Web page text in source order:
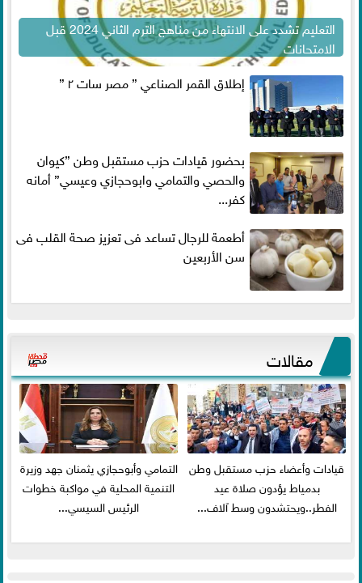
التعليم تشدد على الانتهاء من مناهج الترم الثاني 2024 قبل
الامتحانات
إطلاق القمر الصناعي ” مصر سات ٢ ”
بحضور قيادات حزب مستقبل وطن ”كيوان
والحصي والتمامي وابوحجازي وعيسي” أمانه
كفر...
أطعمة للرجال تساعد فى تعزيز صحة القلب فى
سن الأربعين
مقالات
قيادات وأعضاء حزب مستقبل وطن
بدمياط يؤدون صلاة عيد
الفطر..ويحتشدون وسط آلاف...
التمامي وأبوحجازي يثمنان جهد وزيرة
التنمية المحلية في مواكبة خطوات
الرئيس السيسي...